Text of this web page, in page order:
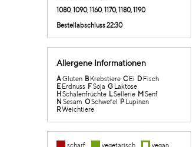
1080, 1090, 1160, 1170, 1180, 1190
Bestellabschluss 22:30
Allergene Informationen
AGluten B Krebstiere CEi D Fisch
E Erdnuss FSoja G Laktose
HSchalenfrüchte LSellerie MSenf
N Sesam OSchwefel P Lupinen
RWeichtiere
scharf vegetarisch vegan